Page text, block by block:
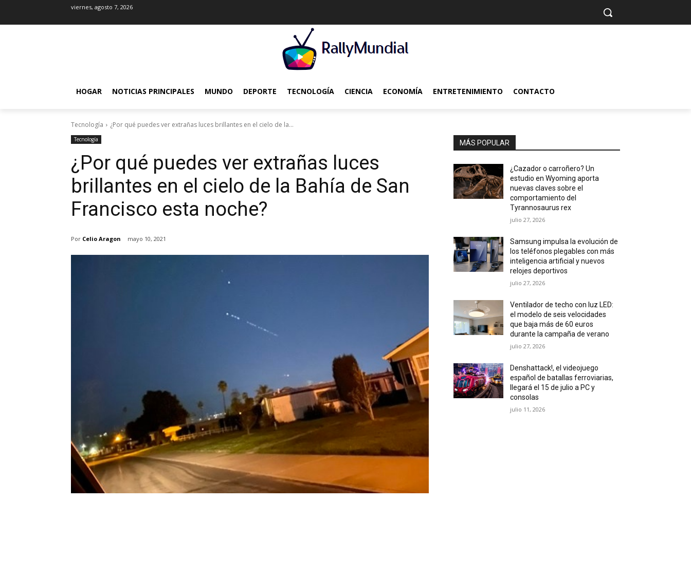
viernes, agosto 7, 2026
HOGAR NOTICIAS PRINCIPALES MUNDO DEPORTE TECNOLOGÍA CIENCIA ECONOMÍA ENTRETENIMIENTO CONTACTO
Tecnología ¿Por qué puedes ver extrañas luces brillantes en el cielo de la...
Tecnología
¿Por qué puedes ver extrañas luces
brillantes en el cielo de la Bahía de San
Francisco esta noche?
Por Celio Aragon mayo 10, 2021
MÁS POPULAR
¿Cazador o carroñero? Un
estudio en Wyoming aporta
nuevas claves sobre el
comportamiento del
Tyrannosaurus rex
julio 27, 2026
Samsung impulsa la evolución de
los teléfonos plegables con más
inteligencia artificial y nuevos
relojes deportivos
julio 27, 2026
Ventilador de techo con luz LED:
el modelo de seis velocidades
que baja más de 60 euros
durante la campaña de verano
julio 27, 2026
Denshattack!, el videojuego
español de batallas ferroviarias,
llegará el 15 de julio a PC y
consolas
julio 11, 2026